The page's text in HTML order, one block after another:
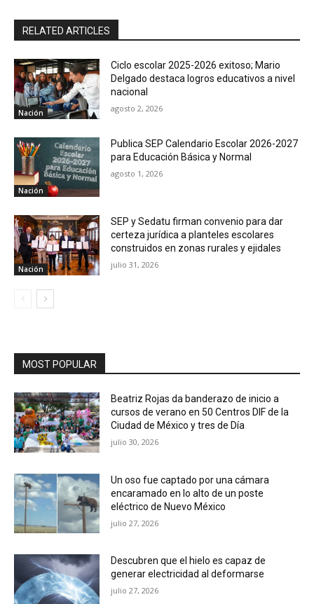
RELATED ARTICLES
Nación
Ciclo escolar 2025-2026 exitoso; Mario
Delgado destaca logros educativos a nivel
nacional
agosto 2, 2026
Nación
Publica SEP Calendario Escolar 2026-2027
para Educación Básica y Normal
agosto 1, 2026
Nación
SEP y Sedatu firman convenio para dar
certeza jurídica a planteles escolares
construidos en zonas rurales y ejidales
julio 31, 2026
MOST POPULAR
Beatriz Rojas da banderazo de inicio a
cursos de verano en 50 Centros DIF de la
Ciudad de México y tres de Día
julio 30, 2026
Un oso fue captado por una cámara
encaramado en lo alto de un poste
eléctrico de Nuevo México
julio 27, 2026
Descubren que el hielo es capaz de
generar electricidad al deformarse
julio 27, 2026